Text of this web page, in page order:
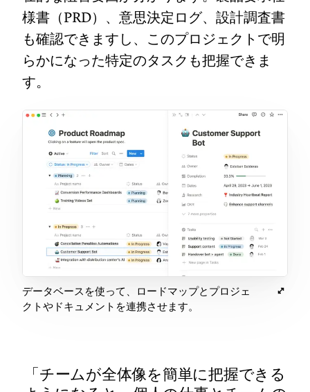
様書（PRD）、意思決定ログ、設計調査書
も確認できますし、このプロジェクトで明
らかになった特定のタスクも把握できま
す。
データベースを使って、ロードマップとプロジェ
クトやドキュメントを連携させます。
チームが全体像を簡単に把握できる